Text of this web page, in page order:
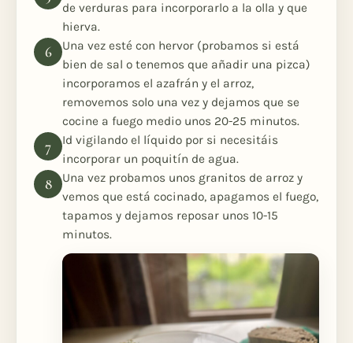
de verduras para incorporarlo a la olla y que
hierva.
Una vez esté con hervor (probamos si está
bien de sal o tenemos que añadir una pizca)
incorporamos el azafrán y el arroz,
removemos solo una vez y dejamos que se
cocine a fuego medio unos 20-25 minutos.
Id vigilando el líquido por si necesitáis
incorporar un poquitín de agua.
Una vez probamos unos granitos de arroz y
vemos que está cocinado, apagamos el fuego,
tapamos y dejamos reposar unos 10-15
minutos.